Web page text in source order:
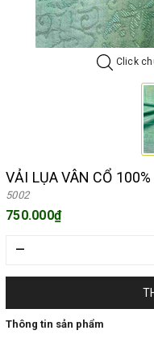
Click
VẢI LỤA VÂN CỔ
5002
750.000₫
–
Thông tin sản phẩm